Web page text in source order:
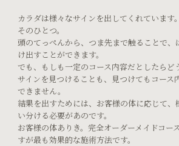
カラダは様々なサインを出してくれています
そのひとつ。
頭のてっぺんから、つま先まで触ることで、
け出すことができます。
でも、もしも一定のコース内容だとしたらど
サインを見つけることも、見つけてもコース
できません。
結果を出すためには、お客様の体に応じて
い分ける必要があのです。
お客様の体ありき。完全オーダーメイドコー
すが最も効果的な施術方法です。